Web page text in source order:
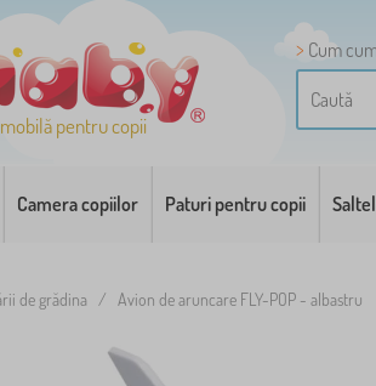
pentru copii
Cum
Camera copiilor Paturi pentru copii
de grădina / Avion de aruncare FLY-POP - albastru